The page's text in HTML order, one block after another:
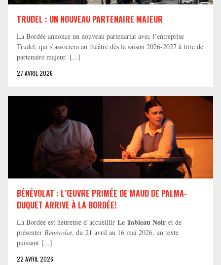
TRUDEL : UN NOUVEAU PARTENAIRE MAJEUR
La Bordée annonce un nouveau partenariat avec l’entreprise
Trudel, qui s’associera au théâtre dès la saison 2026-2027 à titre de
partenaire majeur. [...]
27 AVRIL 2026
BÉNÉVOLAT : L’ŒUVRE PRIMÉE DE MAUD DE PALMA-
DUQUET ARRIVE À LA BORDÉE!
La Bordée est heureuse d’accueillir Le Tableau Noir et de
présenter Bénévolat, du 21 avril au 16 mai 2026, un texte
puissant [...]
22 AVRIL 2026